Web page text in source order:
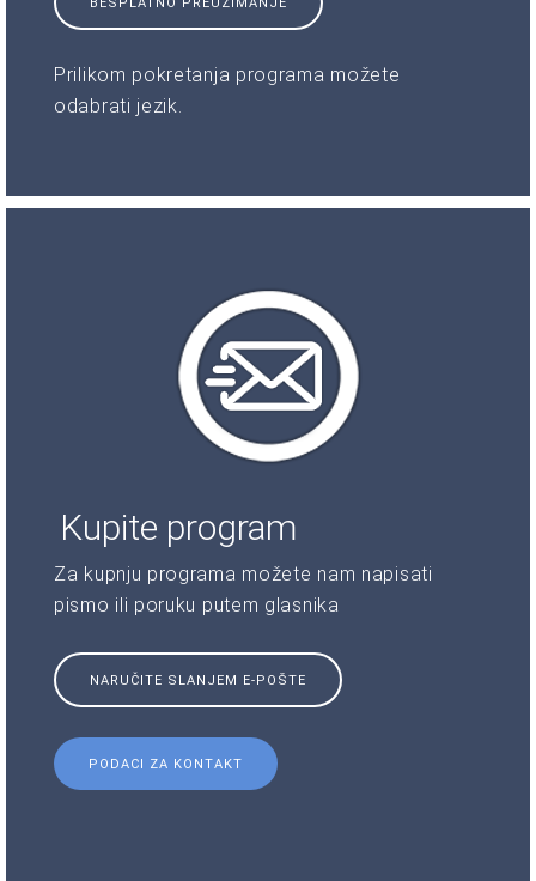
BESPLATNO PREUZIMANJE
Prilikom pokretanja programa možete
odabrati jezik.
Kupite program
Za kupnju programa možete nam napisati
pismo ili poruku putem glasnika
NARUČITE SLANJEM E-POŠTE
PODACI ZA KONTAKT